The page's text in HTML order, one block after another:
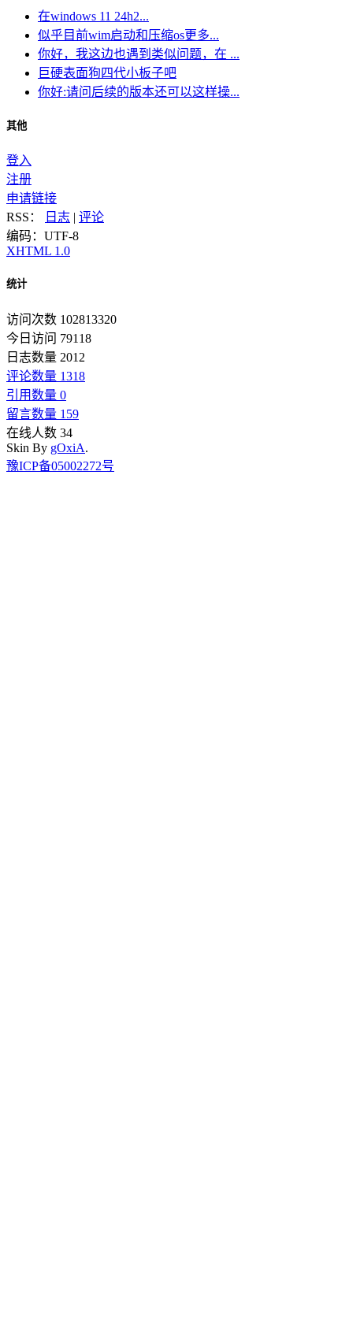
在windows 11 24h2...
似乎目前wim启动和压缩os更多...
你好，我这边也遇到类似问题，在 ...
巨硬表面狗四代小板子吧
你好:请问后续的版本还可以这样操...
其他
登入
注册
申请链接
RSS：
日志 | 评论
编码：UTF-8
XHTML 1.0
统计
访问次数 102813320
今日访问 79118
日志数量 2012
评论数量 1318
引用数量 0
留言数量 159
在线人数 34
Skin By gOxiA.
豫ICP备05002272号